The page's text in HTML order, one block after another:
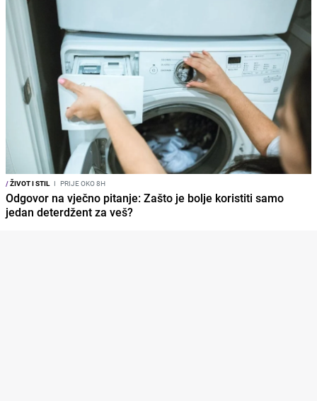
/ŽIVOT I STIL I PRIJE OKO 8H
Odgovor na vječno pitanje: Zašto je bolje koristiti samo
jedan deterdžent za veš?